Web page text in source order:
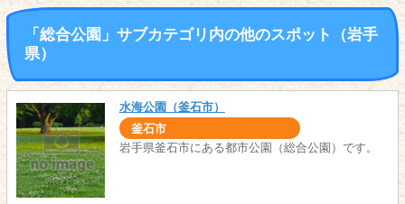
「総合公園」サブカテゴリ内の他のスポット（岩手
県）
水海公園（釜石市）
釜石市
岩手県釜石市にある都市公園（総合公園）です。